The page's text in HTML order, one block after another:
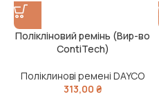
Полікліновий ремінь (Вир-во
ContiTech)
Поліклинові ремені DAYCO
313,00 ₴